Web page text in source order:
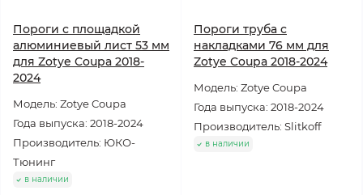
Пороги с площадкой
алюминиевый лист 53 мм
для Zotye Coupa 2018-
2024
Модель: Zotye Coupa
Года выпуска: 2018-2024
Производитель: ЮКО-
Тюнинг
в наличии
Пороги труба с
накладками 76 мм для
Zotye Coupa 2018-2024
Модель: Zotye Coupa
Года выпуска: 2018-2024
Производитель: Slitkoff
в наличии